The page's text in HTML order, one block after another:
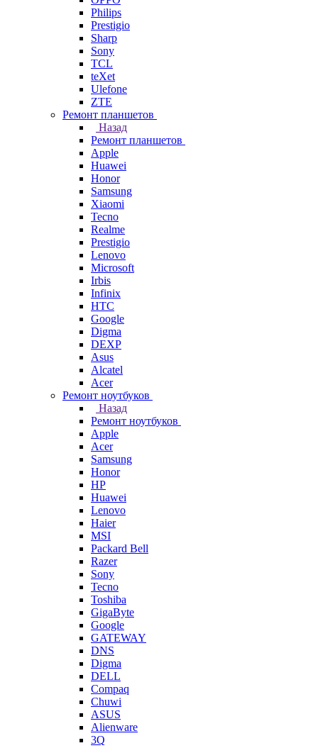
Philips
Prestigio
Sharp
Sony
TCL
teXet
Ulefone
ZTE
Ремонт планшетов
Назад
Ремонт планшетов
Apple
Huawei
Honor
Samsung
Xiaomi
Tecno
Realme
Prestigio
Lenovo
Microsoft
Irbis
Infinix
HTC
Google
Digma
DEXP
Asus
Alcatel
Acer
Ремонт ноутбуков
Назад
Ремонт ноутбуков
Apple
Acer
Samsung
Honor
HP
Huawei
Lenovo
Haier
MSI
Packard Bell
Razer
Sony
Tecno
Toshiba
GigaByte
Google
GATEWAY
DNS
Digma
DELL
Compaq
Chuwi
ASUS
Alienware
3Q